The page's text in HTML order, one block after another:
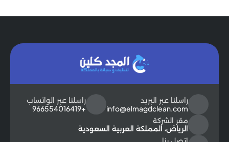
راسلنا عبر البريد
info@elmagdclean.com
راسلنا عبر الواتساب
+966554016419
مقر الشركة
الرياض، المملكة العربية السعودية